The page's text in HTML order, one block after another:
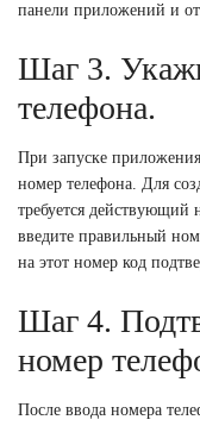
панели приложений и
Шаг 3.
телефона.
При запуске
номер телефона. Для
требуется действующий
введите правильный
на этот номер код
Шаг 4.
номер
После ввода номера